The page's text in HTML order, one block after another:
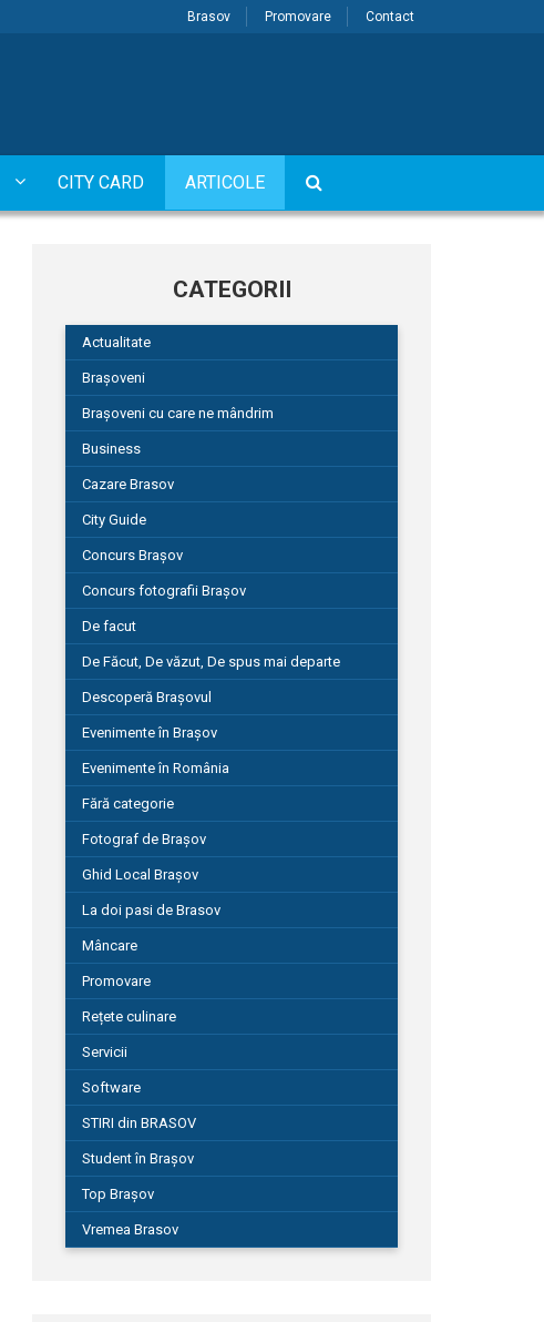
Brasov Promovare Contact
CITY CARD ARTICOLE
CATEGORII
Actualitate
Brașoveni
Brașoveni cu care ne mândrim
Business
Cazare Brasov
City Guide
Concurs Brașov
Concurs fotografii Brașov
De facut
De Făcut, De văzut, De spus mai departe
Descoperă Brașovul
Evenimente în Brașov
Evenimente în România
Fără categorie
Fotograf de Brașov
Ghid Local Brașov
La doi pasi de Brasov
Mâncare
Promovare
Rețete culinare
Servicii
Software
STIRI din BRASOV
Student în Brașov
Top Brașov
Vremea Brasov